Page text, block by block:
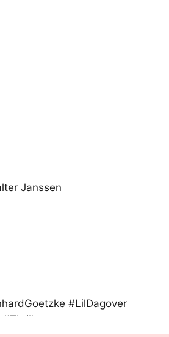
Janssen
#LilDagover